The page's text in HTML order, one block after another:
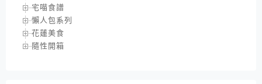
宅喵食譜
懶人包系列
花蓮美食
隨性開箱